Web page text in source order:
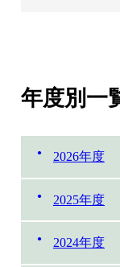
年度別一
2026年度
2025年度
2024年度